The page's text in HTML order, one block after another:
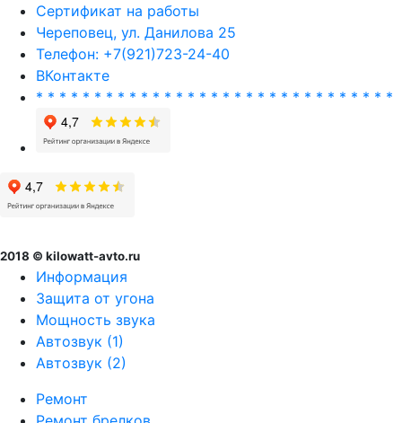
Сертификат на работы
Череповец, ул. Данилова 25
Телефон: +7(921)723-24-40
ВКонтакте
* * * * * * * * * * * * * * * * * * * * * * * * * * * * * * *
2018 © kilowatt-avto.ru
Информация
Защита от угона
Мощность звука
Автозвук (1)
Автозвук (2)
Ремонт